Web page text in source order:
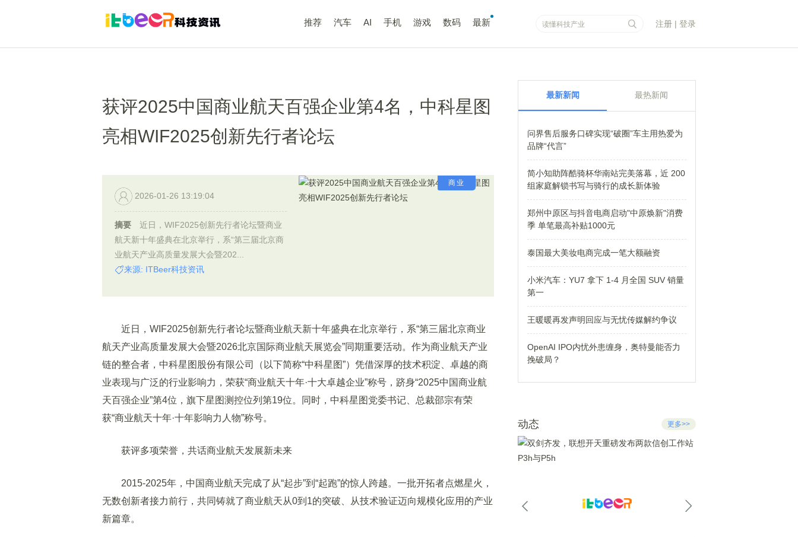
推荐 汽车 AI 手机 游戏 数码 最新 注册 | 登录
获评2025中国商业航天百强企业第4名，中科星图
亮相WIF2025创新先行者论坛
商业
2026-01-26 13:19:04
摘要
近日，WIF2025创新先行者论坛暨商业
航天新十年盛典在北京举行，系“第三届北京商
业航天产业高质量发展大会暨202...
来源: ITBeer科技资讯
近日，WIF2025创新先行者论坛暨商业航天新十年盛典在北京举行，系“第三届北京商业
航天产业高质量发展大会暨2026北京国际商业航天展览会”同期重要活动。作为商业航天产业
链的整合者，中科星图股份有限公司（以下简称“中科星图”）凭借深厚的技术积淀、卓越的商
业表现与广泛的行业影响力，荣获“商业航天十年·十大卓越企业”称号，跻身“2025中国商业航
天百强企业”第4位，旗下星图测控位列第19位。同时，中科星图党委书记、总裁邵宗有荣
获“商业航天十年·十年影响力人物”称号。
获评多项荣誉，共话商业航天发展新未来
2015-2025年，中国商业航天完成了从“起步”到“起跑”的惊人跨越。一批开拓者点燃星火，
无数创新者接力前行，共同铸就了商业航天从0到1的突破、从技术验证迈向规模化应用的产业
新篇章。
最新新闻 最热新闻
问界售后服务口碑实现“破圈”车主用热爱为
品牌“代言”
简小知助阵酷骑杯华南站完美落幕，近 200
组家庭解锁书写与骑行的成长新体验
郑州中原区与抖音电商启动"中原焕新"消费
季 单笔最高补贴1000元
泰国最大美妆电商完成一笔大额融资
小米汽车：YU7 拿下 1-4 月全国 SUV 销量
第一
王暖暖再发声明回应与无忧传媒解约争议
OpenAI IPO内忧外患缠身，奥特曼能否力
挽破局？
动态 更多>>